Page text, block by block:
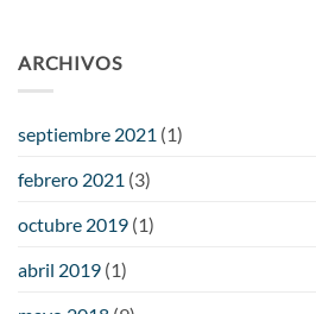
ARCHIVOS
septiembre 2021 (1)
febrero 2021 (3)
octubre 2019 (1)
abril 2019 (1)